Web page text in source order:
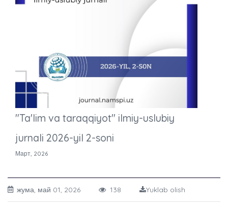
"Ta'lim va taraqqiyot" ilmiy-uslubiy
jurnali 2026-yil 2-soni
Март, 2026
жума, май 01, 2026 138 Yuklab olish